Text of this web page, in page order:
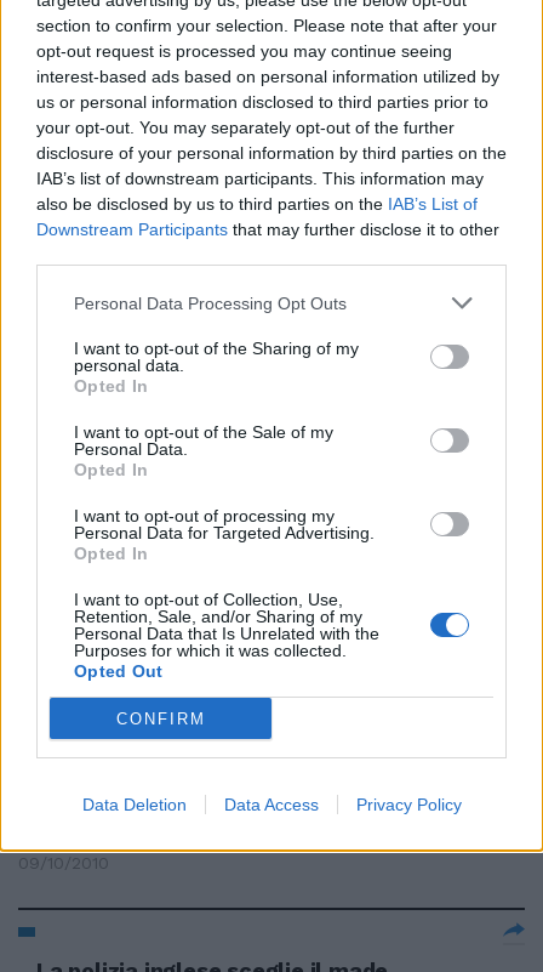
section to confirm your selection. Please note that after your
opt-out request is processed you may continue seeing
interest-based ads based on personal information utilized by
us or personal information disclosed to third parties prior to
your opt-out. You may separately opt-out of the further
disclosure of your personal information by third parties on the
IAB’s list of downstream participants. This information may
also be disclosed by us to third parties on the IAB’s List of
Downstream Participants that may further disclose it to other
Personal Data Processing Opt Outs
I want to opt-out of the Sharing of my
personal data.
Opted In
I want to opt-out of the Sale of my
Personal Data.
Opted In
I want to opt-out of processing my
Personal Data for Targeted Advertising.
Opted In
I want to opt-out of Collection, Use,
Retention, Sale, and/or Sharing of my
Personal Data that Is Unrelated with the
Purposes for which it was collected.
Opted Out
CONFIRM
Data Deletion Data Access Privacy Policy
Molte le proposte di un Made in
Italy in crescita ma anche le
barche degli storici cantieri
francesi
20/02/2011
A Fruit Logistica c'è anche il
13/02/2011
Metro di Copenaghen made in
08/01/2011
Il ritorno di Lippi con «I love
Italy»
31/12/2010
All'estero il 54% del fatturato
09/10/2010